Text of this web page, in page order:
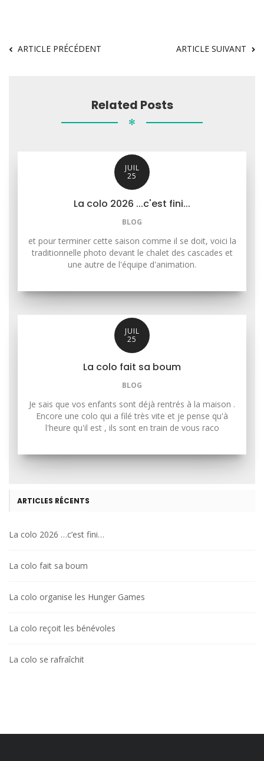
ARTICLE PRÉCÉDENT ARTICLE SUIVANT
Related Posts
✻
JUIL
25
La colo 2026 ...c'est fini...
BLOG
et pour terminer cette saison comme il se doit, voici la
traditionnelle photo devant le chalet des cascades et
une autre de l'équipe d'animation.
JUIL
25
La colo fait sa boum
BLOG
Je sais que vos enfants sont déjà rentrés à la maison .
Encore une colo qui a filé très vite et je pense qu'à
l'heure qu'il est , ils sont en train de vous raco
ARTICLES RÉCENTS
La colo 2026 …c’est fini…
La colo fait sa boum
La colo organise les Hunger Games
La colo reçoit les bénévoles
La colo se rafraîchit